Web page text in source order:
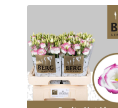
- Озотамнус
- Подсолнух
- Посконник
- Пролеска - Scilla
- Ромашки 6
- Ранункулус
- Рябчик 11
- Статица (Statitsa)
- Скабиоза
- Сирень 2
- Синеголовник
- Солидаго